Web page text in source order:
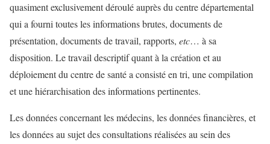
quasiment exclusivement déroulé auprès du centre départemental
qui a fourni toutes les informations brutes, documents de
présentation, documents de travail, rapports, etc… à sa
disposition. Le travail descriptif quant à la création et au
déploiement du centre de santé a consisté en tri, une compilation
et une hiérarchisation des informations pertinentes.
Les données concernant les médecins, les données financières, et
les données au sujet des consultations réalisées au sein des